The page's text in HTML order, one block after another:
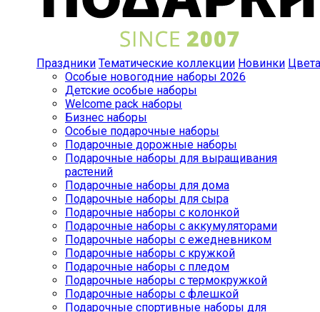
Праздники Тематические коллекции Новинки Цвета
Особые новогодние наборы 2026
Детские особые наборы
Welcome pack наборы
Бизнес наборы
Особые подарочные наборы
Подарочные дорожные наборы
Подарочные наборы для выращивания
растений
Подарочные наборы для дома
Подарочные наборы для сыра
Подарочные наборы с колонкой
Подарочные наборы с аккумуляторами
Подарочные наборы с ежедневником
Подарочные наборы с кружкой
Подарочные наборы с пледом
Подарочные наборы с термокружкой
Подарочные наборы с флешкой
Подарочные спортивные наборы для